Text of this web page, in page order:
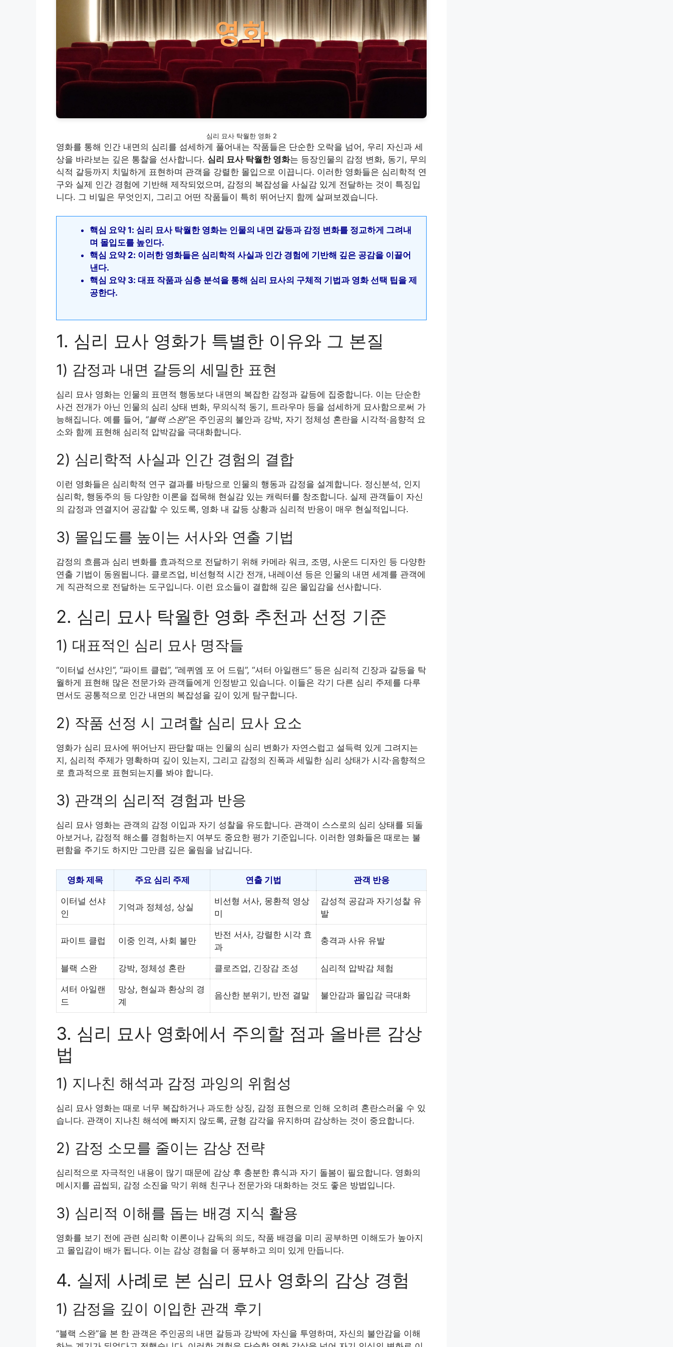
심리 묘사 탁월한 영화 2
영화를 통해 인간 내면의 심리를 섬세하게 풀어내는 작품들은 단순한 오락을 넘어, 우리 자신과 세
상을 바라보는 깊은 통찰을 선사합니다. 심리 묘사 탁월한 영화는 등장인물의 감정 변화, 동기, 무의
식적 갈등까지 치밀하게 표현하며 관객을 강렬한 몰입으로 이끕니다. 이러한 영화들은 심리학적 연
구와 실제 인간 경험에 기반해 제작되었으며, 감정의 복잡성을 사실감 있게 전달하는 것이 특징입
니다. 그 비밀은 무엇인지, 그리고 어떤 작품들이 특히 뛰어난지 함께 살펴보겠습니다.
핵심 요약 1: 심리 묘사 탁월한 영화는 인물의 내면 갈등과 감정 변화를 정교하게 그려내
며 몰입도를 높인다.
핵심 요약 2: 이러한 영화들은 심리학적 사실과 인간 경험에 기반해 깊은 공감을 이끌어
낸다.
핵심 요약 3: 대표 작품과 심층 분석을 통해 심리 묘사의 구체적 기법과 영화 선택 팁을 제
공한다.
1. 심리 묘사 영화가 특별한 이유와 그 본질
1) 감정과 내면 갈등의 세밀한 표현
심리 묘사 영화는 인물의 표면적 행동보다 내면의 복잡한 감정과 갈등에 집중합니다. 이는 단순한
사건 전개가 아닌 인물의 심리 상태 변화, 무의식적 동기, 트라우마 등을 섬세하게 묘사함으로써 가
능해집니다. 예를 들어, “블랙 스완”은 주인공의 불안과 강박, 자기 정체성 혼란을 시각적·음향적 요
소와 함께 표현해 심리적 압박감을 극대화합니다.
2) 심리학적 사실과 인간 경험의 결합
이런 영화들은 심리학적 연구 결과를 바탕으로 인물의 행동과 감정을 설계합니다. 정신분석, 인지
심리학, 행동주의 등 다양한 이론을 접목해 현실감 있는 캐릭터를 창조합니다. 실제 관객들이 자신
의 감정과 연결지어 공감할 수 있도록, 영화 내 갈등 상황과 심리적 반응이 매우 현실적입니다.
3) 몰입도를 높이는 서사와 연출 기법
감정의 흐름과 심리 변화를 효과적으로 전달하기 위해 카메라 워크, 조명, 사운드 디자인 등 다양한
연출 기법이 동원됩니다. 클로즈업, 비선형적 시간 전개, 내레이션 등은 인물의 내면 세계를 관객에
게 직관적으로 전달하는 도구입니다. 이런 요소들이 결합해 깊은 몰입감을 선사합니다.
2. 심리 묘사 탁월한 영화 추천과 선정 기준
1) 대표적인 심리 묘사 명작들
“이터널 선샤인”, “파이트 클럽”, “레퀴엠 포 어 드림”, “셔터 아일랜드” 등은 심리적 긴장과 갈등을 탁
월하게 표현해 많은 전문가와 관객들에게 인정받고 있습니다. 이들은 각기 다른 심리 주제를 다루
면서도 공통적으로 인간 내면의 복잡성을 깊이 있게 탐구합니다.
2) 작품 선정 시 고려할 심리 묘사 요소
영화가 심리 묘사에 뛰어난지 판단할 때는 인물의 심리 변화가 자연스럽고 설득력 있게 그려지는
지, 심리적 주제가 명확하며 깊이 있는지, 그리고 감정의 진폭과 세밀한 심리 상태가 시각·음향적으
로 효과적으로 표현되는지를 봐야 합니다.
3) 관객의 심리적 경험과 반응
심리 묘사 영화는 관객의 감정 이입과 자기 성찰을 유도합니다. 관객이 스스로의 심리 상태를 되돌
아보거나, 감정적 해소를 경험하는지 여부도 중요한 평가 기준입니다. 이러한 영화들은 때로는 불
편함을 주기도 하지만 그만큼 깊은 울림을 남깁니다.
영화 제목 주요 심리 주제 연출 기법 관객 반응
이터널 선샤
인
기억과 정체성, 상실
비선형 서사, 몽환적 영상
미
감성적 공감과 자기성찰 유
발
파이트 클럽 이중 인격, 사회 불만
반전 서사, 강렬한 시각 효
과
충격과 사유 유발
블랙 스완 강박, 정체성 혼란 클로즈업, 긴장감 조성 심리적 압박감 체험
셔터 아일랜
드
망상, 현실과 환상의 경
계
음산한 분위기, 반전 결말 불안감과 몰입감 극대화
3. 심리 묘사 영화에서 주의할 점과 올바른 감상
법
1) 지나친 해석과 감정 과잉의 위험성
심리 묘사 영화는 때로 너무 복잡하거나 과도한 상징, 감정 표현으로 인해 오히려 혼란스러울 수 있
습니다. 관객이 지나친 해석에 빠지지 않도록, 균형 감각을 유지하며 감상하는 것이 중요합니다.
2) 감정 소모를 줄이는 감상 전략
심리적으로 자극적인 내용이 많기 때문에 감상 후 충분한 휴식과 자기 돌봄이 필요합니다. 영화의
메시지를 곱씹되, 감정 소진을 막기 위해 친구나 전문가와 대화하는 것도 좋은 방법입니다.
3) 심리적 이해를 돕는 배경 지식 활용
영화를 보기 전에 관련 심리학 이론이나 감독의 의도, 작품 배경을 미리 공부하면 이해도가 높아지
고 몰입감이 배가 됩니다. 이는 감상 경험을 더 풍부하고 의미 있게 만듭니다.
4. 실제 사례로 본 심리 묘사 영화의 감상 경험
1) 감정을 깊이 이입한 관객 후기
“블랙 스완”을 본 한 관객은 주인공의 내면 갈등과 강박에 자신을 투영하며, 자신의 불안감을 이해